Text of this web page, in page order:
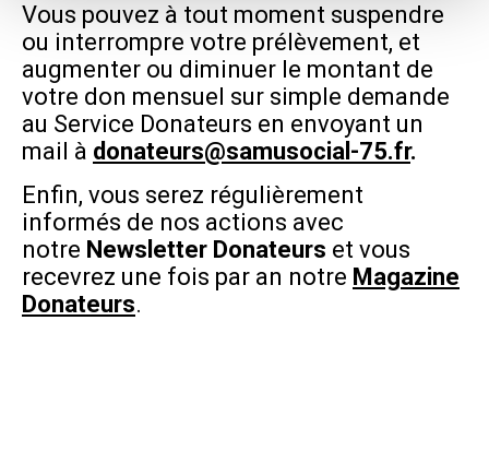
Vous pouvez à tout moment suspendre
ou interrompre votre prélèvement, et
augmenter ou diminuer le montant de
votre don mensuel sur simple demande
au Service Donateurs en envoyant un
mail à donateurs@samusocial-75.fr.
Enfin, vous serez régulièrement
informés de nos actions avec
notre Newsletter Donateurs et vous
recevrez une fois par an notre Magazine
Donateurs.